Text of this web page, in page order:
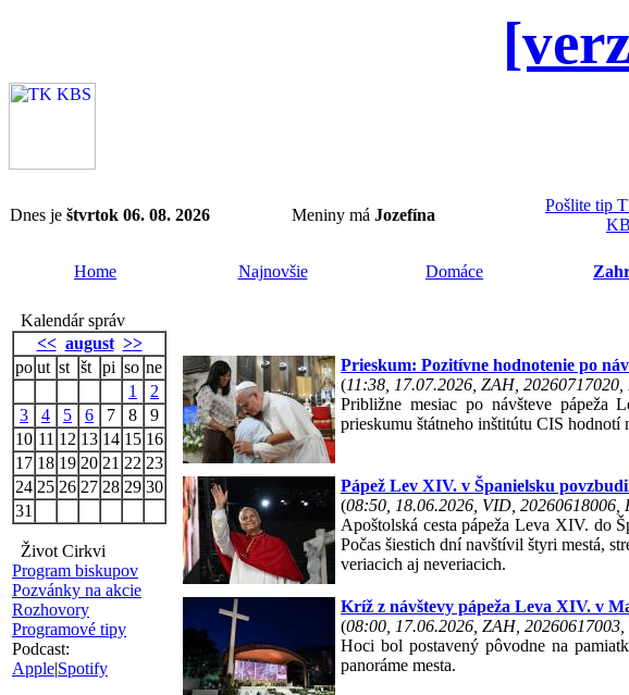
Dnes je štvrtok 06. 08. 2026 Meniny má Jozefína
Pošlite tip
Home Najnovšie Domáce
Kalendár správ
<< august >>
po ut st št pi so ne
1
2
3
4 5 6 7 8
9
10 11 12 13 14 15 16
17 18 19 20 21 22 23
24 25 26 27 28 29 30
31
Život Cirkvi
Program biskupov
Pozvánky na akcie
Rozhovory
Programové tipy
Podcast:
Apple|Spotify
Prieskum: Pozitívne hodnotenie po
(11:38, 17.07.2026, ZAH, 20260717020,
Približne mesiac po návšteve pápeža
prieskumu štátneho inštitútu CIS
Pápež Lev XIV. v Španielsku
(08:50, 18.06.2026, VID, 20260618006,
Apoštolská cesta pápeža Leva XIV. do
Počas šiestich dní navštívil štyri mestá,
veriacich aj neveriacich.
Kríž z návštevy pápeža Leva XIV. v
(08:00, 17.06.2026, ZAH,
Hoci bol postavený pôvodne na
panoráme mesta.